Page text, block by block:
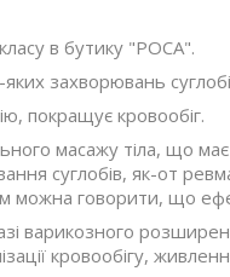
в бутику "РОСА".
захворювань
покращує кровообіг.
масажу тіла, що
суглобів, як-от
можна говорити, що
варикозного
кровообігу,